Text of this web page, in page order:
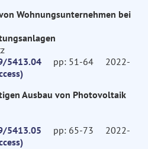
Wohnungsunternehmen bei
5413.04 pp: 51-64 2022-
Ausbau von Photovoltaik
5413.05 pp: 65-73 2022-